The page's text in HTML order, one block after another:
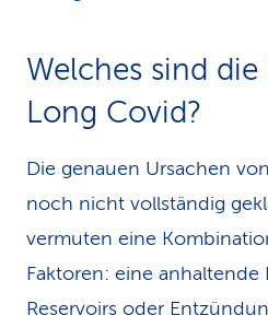
Welches sind
Long Covid?
Die genauen Ursachen
noch nicht vollständig
vermuten eine
Faktoren: eine anhaltende
Reservoirs oder